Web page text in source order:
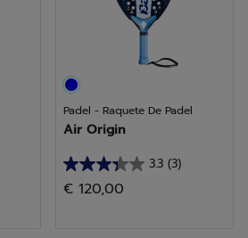
Padel - Raquete De Padel
Air Origin
3.3 (3)
3.3
em
€ 120,00